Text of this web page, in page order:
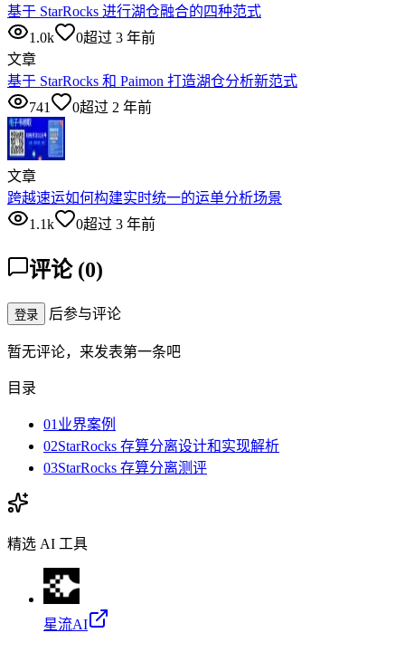
基于 StarRocks 进行湖仓融合的四种范式
1.0k
0超过 3 年前
文章
基于 StarRocks 和 Paimon 打造湖仓分析新范式
741
0超过 2 年前
文章
跨越速运如何构建实时统一的运单分析场景
1.1k
0超过 3 年前
评论 (0)
登录 后参与评论
暂无评论，来发表第一条吧
目录
01业界案例
02StarRocks 存算分离设计和实现解析
03StarRocks 存算分离测评
精选 AI 工具
星流AI